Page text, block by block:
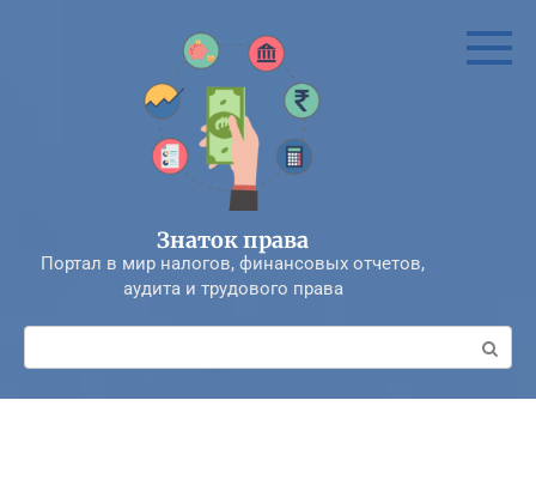
Знаток права
Портал в мир налогов, финансовых отчетов,
аудита и трудового права
Поиск: